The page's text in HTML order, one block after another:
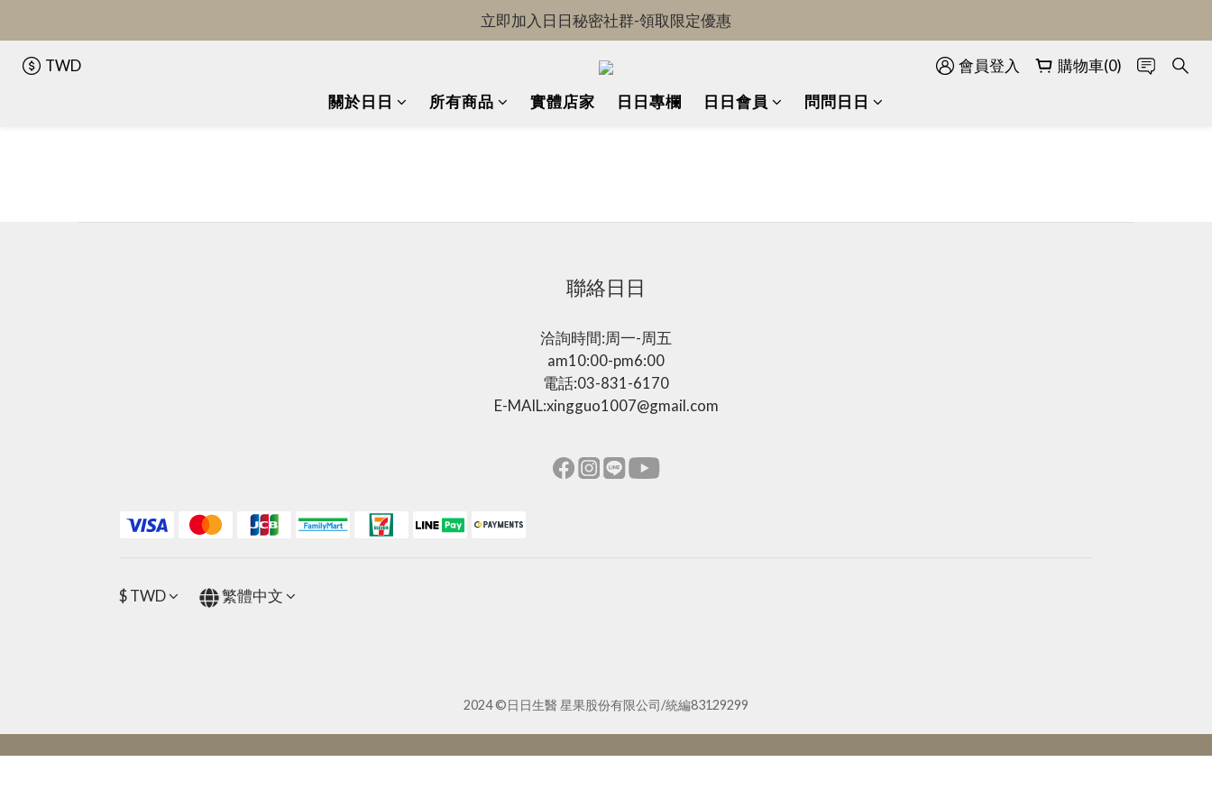
OKDRINK-全館免運中!
立即加入日日秘密社群-領取限定優惠
OKDRINK-全館免運中!
TWD 會員登入
購物車(0)
關於日日
所有商品 實體店家 日日專欄 日日會員 問問日日
聯絡日日
洽詢時間:周一-周五
am10:00-pm6:00
電話:03-831-6170
E-MAIL:xingguo1007@gmail.com
$TWD 繁體中文
2024 ©日日生醫 星果股份有限公司/統編83129299